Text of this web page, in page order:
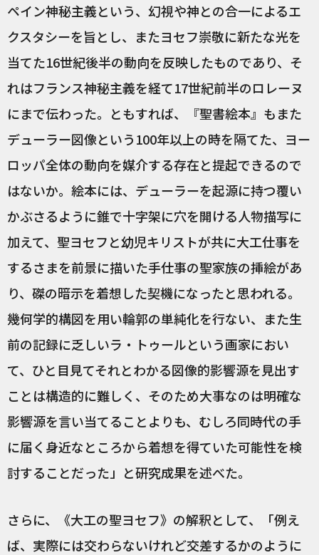
ペイン神秘主義という、幻視や神との合一によるエ
クスタシーを旨とし、またヨセフ崇敬に新たな光を
当てた16世紀後半の動向を反映したものであり、そ
れはフランス神秘主義を経て17世紀前半のロレーヌ
にまで伝わった。ともすれば、『聖書絵本』もまた
デューラー図像という100年以上の時を隔てた、ヨー
ロッパ全体の動向を媒介する存在と提起できるので
はないか。絵本には、デューラーを起源に持つ覆い
かぶさるように錐で十字架に穴を開ける人物描写に
加えて、聖ヨセフと幼児キリストが共に大工仕事を
するさまを前景に描いた手仕事の聖家族の挿絵があ
り、磔の暗示を着想した契機になったと思われる。
幾何学的構図を用い輪郭の単純化を行ない、また生
前の記録に乏しいラ・トゥールという画家におい
て、ひと目見てそれとわかる図像的影響源を見出す
ことは構造的に難しく、そのため大事なのは明確な
影響源を言い当てることよりも、むしろ同時代の手
に届く身近なところから着想を得ていた可能性を検
討することだった」と研究成果を述べた。
さらに、《大工の聖ヨセフ》の解釈として、「例え
ば、実際には交わらないけれど交差するかのように